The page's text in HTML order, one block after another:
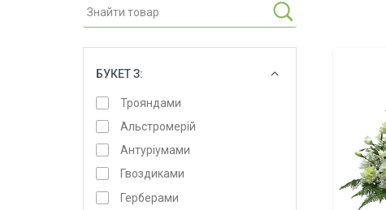
БУКЕТ З:
Трояндами
Альстромерій
Антуріумами
Гвоздиками
Герберами